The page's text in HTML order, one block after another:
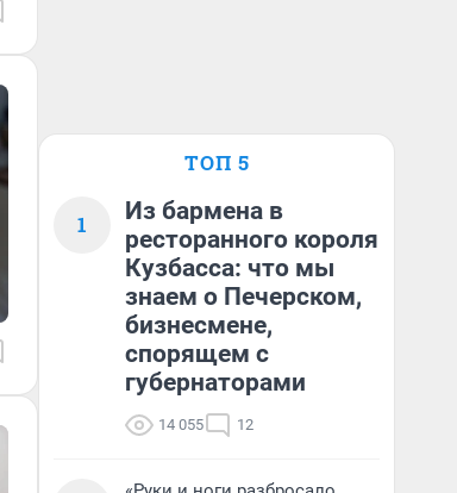
ТОП 5
1
Из бармена в
ресторанного короля
Кузбасса: что мы
знаем о Печерском,
бизнесмене,
спорящем с
губернаторами
14 055 12